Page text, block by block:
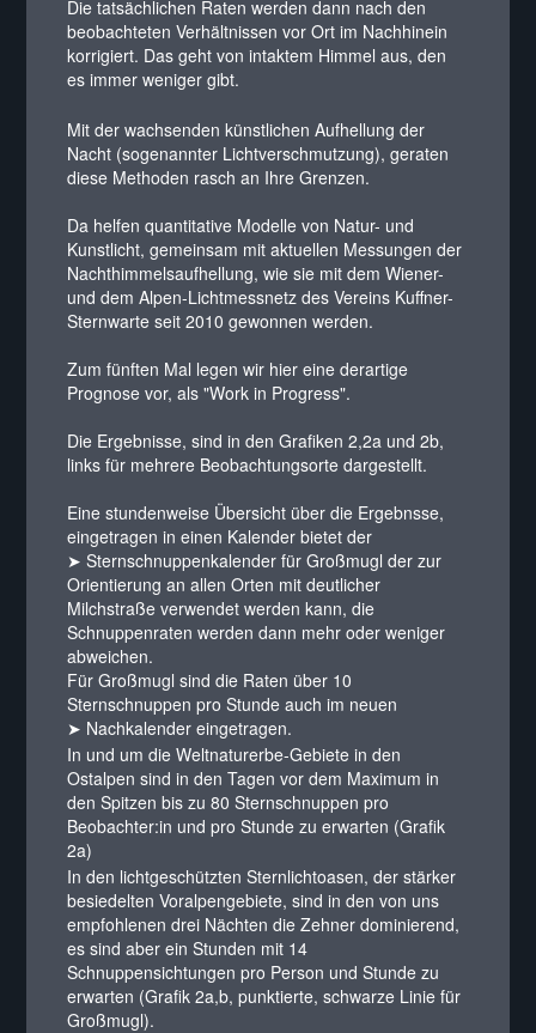
Die tatsächlichen Raten werden dann nach den
beobachteten Verhältnissen vor Ort im Nachhinein
korrigiert. Das geht von intaktem Himmel aus, den
es immer weniger gibt.
Mit der wachsenden künstlichen Aufhellung der
Nacht (sogenannter Lichtverschmutzung), geraten
diese Methoden rasch an Ihre Grenzen.
Da helfen quantitative Modelle von Natur- und
Kunstlicht, gemeinsam mit aktuellen Messungen der
Nachthimmelsaufhellung, wie sie mit dem Wiener-
und dem Alpen-Lichtmessnetz des Vereins Kuffner-
Sternwarte seit 2010 gewonnen werden.
Zum fünften Mal legen wir hier eine derartige
Prognose vor, als "Work in Progress".
Die Ergebnisse, sind in den Grafiken 2,2a und 2b,
links für mehrere Beobachtungsorte dargestellt.
Eine stundenweise Übersicht über die Ergebnsse,
eingetragen in einen Kalender bietet der
➤ Sternschnuppenkalender für Großmugl der zur
Orientierung an allen Orten mit deutlicher
Milchstraße verwendet werden kann, die
Schnuppenraten werden dann mehr oder weniger
abweichen.
Für Großmugl sind die Raten über 10
Sternschnuppen pro Stunde auch im neuen
➤ Nachkalender eingetragen.
In und um die Weltnaturerbe-Gebiete in den
Ostalpen sind in den Tagen vor dem Maximum in
den Spitzen bis zu 80 Sternschnuppen pro
Beobachter:in und pro Stunde zu erwarten (Grafik
2a)
In den lichtgeschützten Sternlichtoasen, der stärker
besiedelten Voralpengebiete, sind in den von uns
empfohlenen drei Nächten die Zehner dominierend,
es sind aber ein Stunden mit 14
Schnuppensichtungen pro Person und Stunde zu
erwarten (Grafik 2a,b, punktierte, schwarze Linie für
Großmugl).